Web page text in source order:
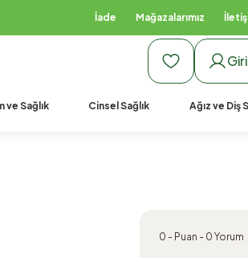
İade Mağazalarımız
ve Sağlık Cinsel Sağlık Ağız ve Diş
0 - Puan - 0 Yorum